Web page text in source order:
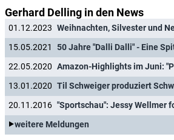
Gerhard Delling in den News
01.12.2023
15.05.2021
22.05.2020
13.01.2020
20.11.2016
weitere Meldungen